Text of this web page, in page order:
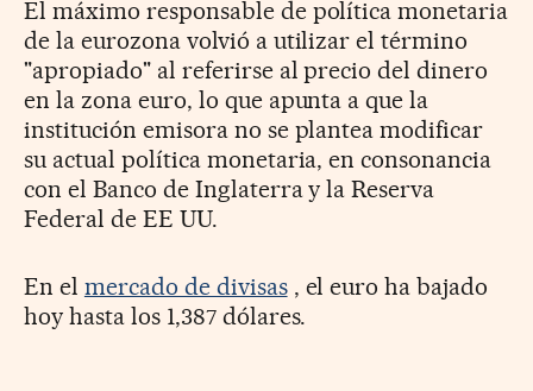
El máximo responsable de política monetaria
de la eurozona volvió a utilizar el término
"apropiado" al referirse al precio del dinero
en la zona euro, lo que apunta a que la
institución emisora no se plantea modificar
su actual política monetaria, en consonancia
con el Banco de Inglaterra y la Reserva
Federal de EE UU.
En el mercado de divisas, el euro ha bajado
hoy hasta los 1,387 dólares.